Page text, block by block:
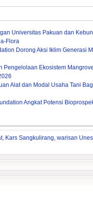
Universitas Pakuan dan
Flora
Dorong Aksi Iklim Generasi
Pengelolaan Ekosistem
Alat dan Modal Usaha Tani
Angkat Potensi
, Kars Sangkulirang, warisan